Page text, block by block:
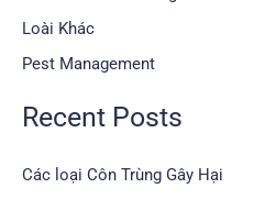
Loài Khác
Pest Management
Recent Posts
Các loại Côn Trùng Gây Hại